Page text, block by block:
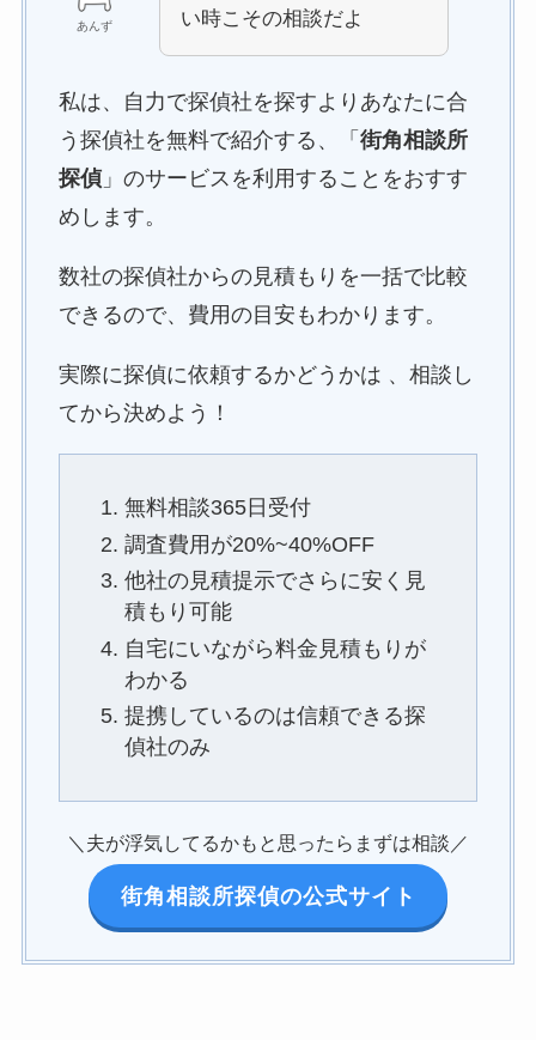
あんず
い時こその相談だよ
私は、自力で探偵社を探すよりあなたに合
う探偵社を無料で紹介する、「 街角相談所
探偵」のサービスを利用することをおすす
めします。
数社の探偵社からの見積もりを一括で比較
できるので、費用の目安もわかります。
実際に探偵に依頼するかどうかは 、相談し
てから決めよう！
無料相談365日受付
調査費用が20%~40%OFF
他社の見積提示でさらに安く見
積もり可能
自宅にいながら料金見積もりが
わかる
提携しているのは信頼できる探
偵社のみ
＼夫が浮気してるかもと思ったらまずは相談／
街角相談所探偵の公式サイト